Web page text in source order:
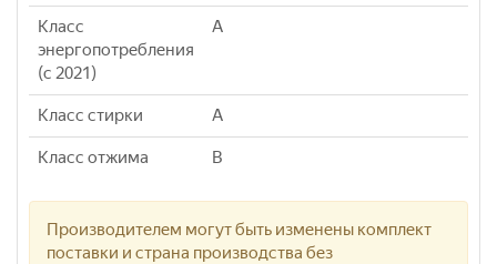
Класс
энергопотребления
(с 2021)
A
Класс стирки A
Класс отжима B
Производителем могут быть изменены комплект
поставки и страна производства без